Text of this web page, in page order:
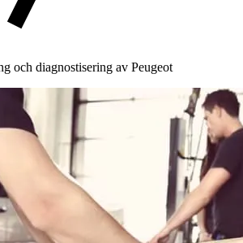
och diagnostisering av Peugeot